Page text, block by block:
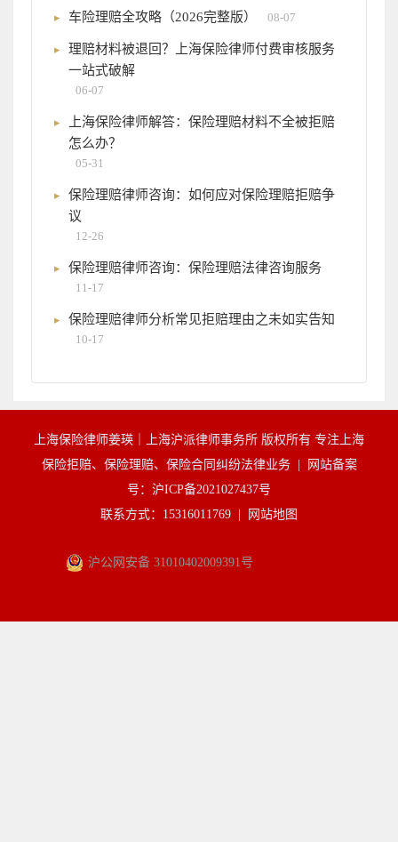
车险理赔全攻略（2026完整版） 08-07
理赔材料被退回？上海保险律师付费审核服务
一站式破解
06-07
上海保险律师解答：保险理赔材料不全被拒赔
怎么办？
05-31
保险理赔律师咨询：如何应对保险理赔拒赔争
议
12-26
保险理赔律师咨询：保险理赔法律咨询服务
11-17
保险理赔律师分析常见拒赔理由之未如实告知
10-17
上海保险律师姜瑛｜上海沪派律师事务所 版权所有 专注上海
保险拒赔、保险理赔、保险合同纠纷法律业务 |
网站备案
号：沪ICP备2021027437号
联系方式：15316011769 |
网站地图
沪公网安备 31010402009391号